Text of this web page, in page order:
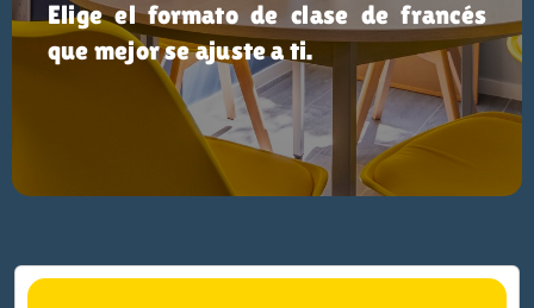
Elige el formato de clase de francés
que mejor se ajuste a ti.